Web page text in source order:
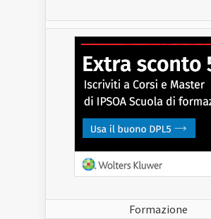
Formazione